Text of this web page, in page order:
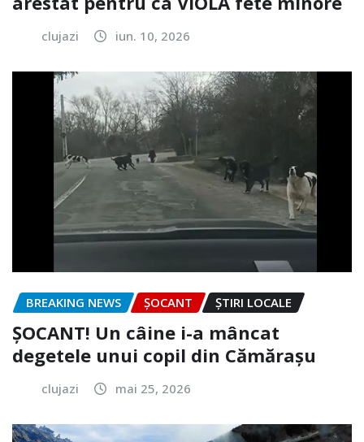
clujazi iun. 10, 2026
BREAKING NEWS ȘOCANT ȘTIRI LOCALE
ȘOCANT! Un câine i-a mâncat
degetele unui copil din Cămărașu
clujazi mai 25, 2026